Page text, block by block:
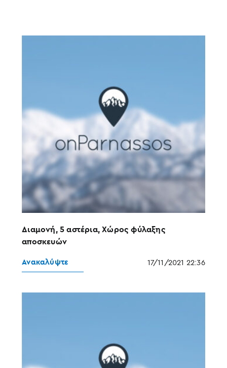
Διαμονή, 5 αστέρια, Χώρος φύλαξης
αποσκευών
Ανακαλύψτε 17/11/2021 22:36